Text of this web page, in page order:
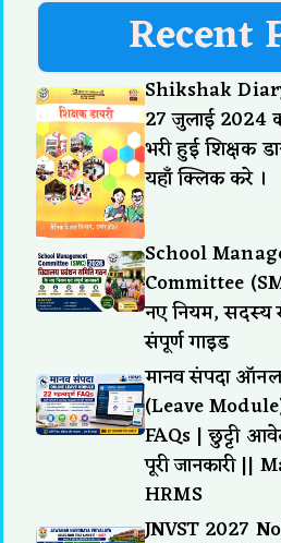
Recent
Shikshak
27 जुलाई 2024
भरी हुई शिक्षक
यहाँ क्लिक करे ।
School
Committee
नए नियम, सदस्य
संपूर्ण गाइड
मानव संपदा
(Leave
FAQs | छुट्टी
पूरी जानकारी ||
HRMS
JNVST 2027